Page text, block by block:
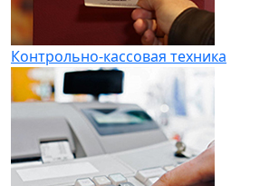
Контрольно-кассовая техника